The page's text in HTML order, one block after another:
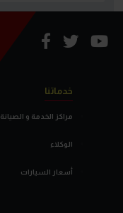
خدماتنا
مراكز الخدمة و الصيانة
الوكلاء
أسعار السيارات